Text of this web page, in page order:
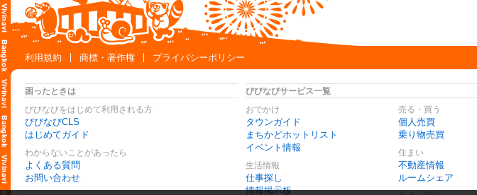
利用規約
商標・著作権 プライバシーポリシー
困ったときは
びびなびをはじめて利用される方
びびなびCLS
はじめてガイド
わからないことがあったら
よくある質問
お問い合わせ
びびなびサービス一覧
おでかけ
タウンガイド
まちかどホットリスト
イベント情報
生活情報
仕事探し
情報掲示板
売る・買う
個人売買
乗り物売買
住まい
不動産情報
ルームシェア